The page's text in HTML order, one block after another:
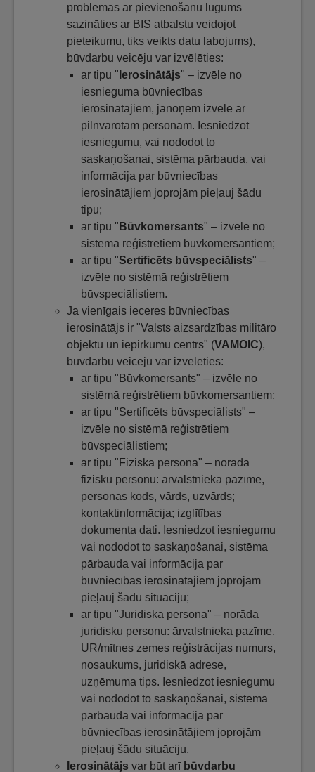
problēmas ar pievienošanu lūgums
sazināties ar BIS atbalstu veidojot
pieteikumu, tiks veikts datu labojums),
būvdarbu veicēju var izvēlēties:
ar tipu " Ierosinātājs" – izvēle no
iesnieguma būvniecības
ierosinātājiem, jānoņem izvēle ar
pilnvarotām personām. Iesniedzot
iesniegumu, vai nododot to
saskaņošanai, sistēma pārbauda, vai
informācija par būvniecības
ierosinātājiem joprojām pieļauj šādu
tipu;
ar tipu " Būvkomersants" – izvēle no
sistēmā reģistrētiem būvkomersantiem;
ar tipu "Sertificēts būvspeciālists" –
izvēle no sistēmā reģistrētiem
būvspeciālistiem.
Ja vienīgais ieceres būvniecības
ierosinātājs ir "Valsts aizsardzības militāro
objektu un iepirkumu centrs" (VAMOIC),
būvdarbu veicēju var izvēlēties:
ar tipu "Būvkomersants" – izvēle no
sistēmā reģistrētiem būvkomersantiem;
ar tipu "Sertificēts būvspeciālists" –
izvēle no sistēmā reģistrētiem
būvspeciālistiem;
ar tipu "Fiziska persona" – norāda
fizisku personu: ārvalstnieka pazīme,
personas kods, vārds, uzvārds;
kontaktinformācija; izglītības
dokumenta dati. Iesniedzot iesniegumu
vai nododot to saskaņošanai, sistēma
pārbauda vai informācija par
būvniecības ierosinātājiem joprojām
pieļauj šādu situāciju;
ar tipu "Juridiska persona" – norāda
juridisku personu: ārvalstnieka pazīme,
UR/mītnes zemes reģistrācijas numurs,
nosaukums, juridiskā adrese,
uzņēmuma tips. Iesniedzot iesniegumu
vai nododot to saskaņošanai, sistēma
pārbauda vai informācija par
būvniecības ierosinātājiem joprojām
pieļauj šādu situāciju.
Ierosinātājs var būt arī būvdarbu